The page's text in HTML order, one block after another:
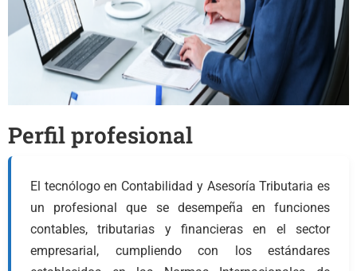
Perfil profesional
El tecnólogo en Contabilidad y Asesoría Tributaria es
un profesional que se desempeña en funciones
contables, tributarias y financieras en el sector
empresarial, cumpliendo con los estándares